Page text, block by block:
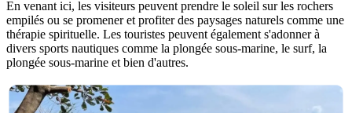
En venant ici, les visiteurs peuvent prendre le soleil sur les rochers
empilés ou se promener et profiter des paysages naturels comme une
thérapie spirituelle. Les touristes peuvent également s'adonner à
divers sports nautiques comme la plongée sous-marine, le surf, la
plongée sous-marine et bien d'autres.